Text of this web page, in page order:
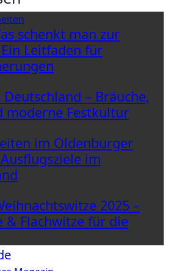
schenkt man zur
Leitfaden für
– Bräuche,
moderne Festkultur
im Oldenburger
im
2025 –
& Flachwitze für die